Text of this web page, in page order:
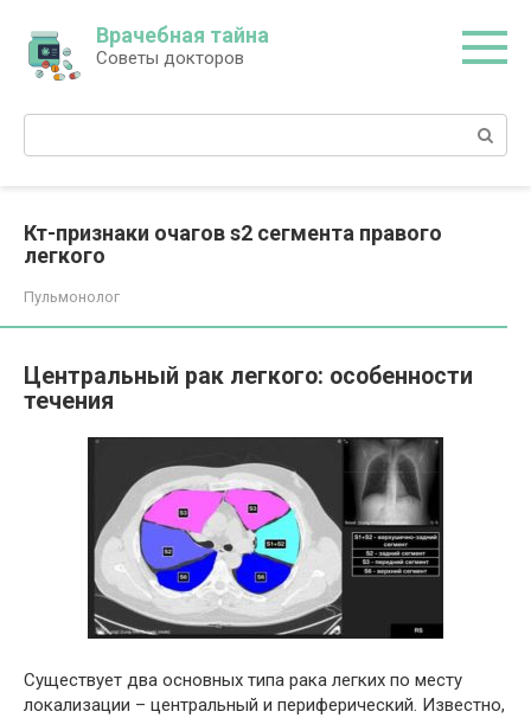
контенту
Врачебная тайна
Советы докторов
Поиск:
Кт-признаки очагов s2 сегмента правого
легкого
Пульмонолог
Центральный рак легкого: особенности
течения
Существует два основных типа рака легких по месту
локализации – центральный и периферический. Известно,